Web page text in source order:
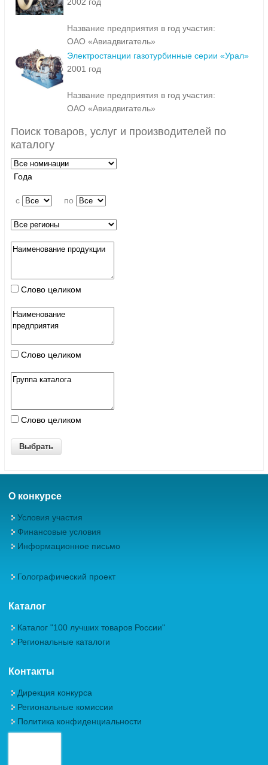
2002 год
Название предприятия в год участия:
ОАО «Авиадвигатель»
Электростанции газотурбинные серии «Урал»
2001 год
Название предприятия в год участия:
ОАО «Авиадвигатель»
Поиск товаров, услуг и производителей по
каталогу
Года
c по
Слово целиком
Слово целиком
Слово целиком
О конкурсе
Условия участия
Финансовые условия
Информационное письмо
Голографический проект
Каталог
Каталог "100 лучших товаров России"
Региональные каталоги
Контакты
Дирекция конкурса
Региональные комиссии
Политика конфиденциальности